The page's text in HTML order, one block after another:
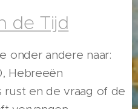
de Tijd
onder andere naar:
Hebreeën
rust en de vraag of de